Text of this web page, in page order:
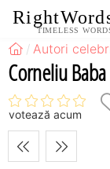
TIMELESS
Autori
Corneliu Baba
votează acum